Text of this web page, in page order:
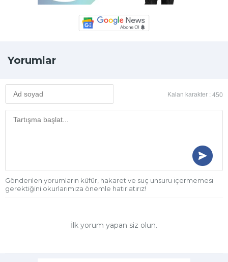
Yorumlar
Kalan karakter : 450
Gönderilen yorumların küfür, hakaret ve suç unsuru içermemesi
gerektiğini okurlarımıza önemle hatırlatırız!
İlk yorum yapan siz olun.